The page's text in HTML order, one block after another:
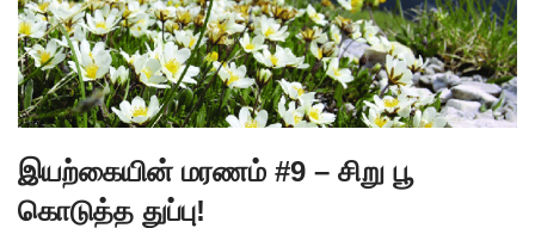
இயற்கையின் மரணம் #9 – சிறு பூ
கொடுத்த துப்பு!